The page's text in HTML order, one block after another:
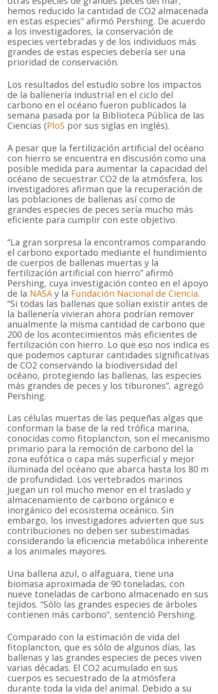
hemos reducido la cantidad de CO2 almacenada
en estas especies” afirmó Pershing. De acuerdo
a los investigadores, la conservación de
especies vertebradas y de los individuos más
grandes de estas especies debería ser una
prioridad de conservación.
Los resultados del estudio sobre los impactos
de la ballenería industrial en el ciclo del
carbono en el océano fueron publicados la
semana pasada por la Biblioteca Pública de las
Ciencias (PloS por sus siglas en inglés).
A pesar que la fertilización artificial del océano
con hierro se encuentra en discusión como una
posible medida para aumentar la capacidad del
océano de secuestrar CO2 de la atmósfera, los
investigadores afirman que la recuperación de
las poblaciones de ballenas así como de
grandes especies de peces sería mucho más
eficiente para cumplir con este objetivo.
“La gran sorpresa la encontramos comparando
el carbono exportado mediante el hundimiento
de cuerpos de ballenas muertas y la
fertilización artificial con hierro” afirmó
Pershing, cuya investigación conteo en el apoyo
de la NASA y la Fundación Nacional de Ciencia.
“Si todas las ballenas que solían existir antes de
la ballenería vivieran ahora podrían remover
anualmente la misma cantidad de carbono que
200 de los acontecimientos más eficientes de
fertilización con hierro. Lo que eso nos indica es
que podemos capturar cantidades significativas
de CO2 conservando la biodiversidad del
océano, protegiendo las ballenas, las especies
más grandes de peces y los tiburones”, agregó
Pershing.
Las células muertas de las pequeñas algas que
conforman la base de la red trófica marina,
conocidas como fitoplancton, son el mecanismo
primario para la remoción de carbono del la
zona eufótica o capa más superficial y mejor
iluminada del océano que abarca hasta los 80 m
de profundidad. Los vertebrados marinos
juegan un rol mucho menor en el traslado y
almacenamiento de carbono orgánico e
inorgánico del ecosistema oceánico. Sin
embargo, los investigadores advierten que sus
contribuciones no deben ser subestimadas
considerando la eficiencia metabólica inherente
a los animales mayores.
Una ballena azul, o alfaguara, tiene una
biomasa aproximada de 90 toneladas, con
nueve toneladas de carbono almacenado en sus
tejidos. “Sólo las grandes especies de árboles
contienen más carbono”, sentenció Pershing.
Comparado con la estimación de vida del
fitoplancton, que es sólo de algunos días, las
ballenas y las grandes especies de peces viven
varias décadas. El CO2 acumulado en sus
cuerpos es secuestrado de la atmósfera
durante toda la vida del animal. Debido a su